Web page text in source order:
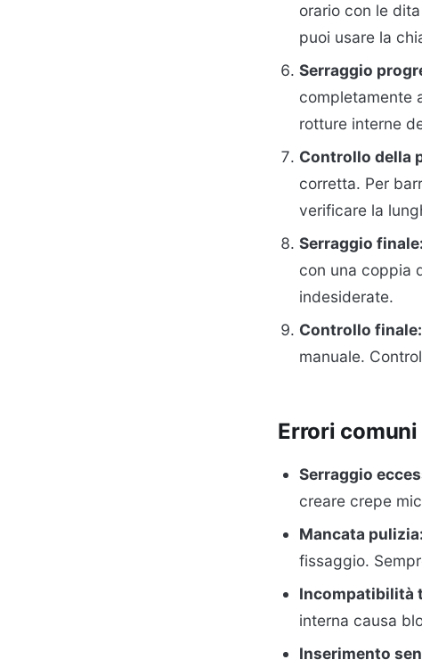
orario con le
puoi usare la
Serraggio
completamente
rotture interne
Controllo della
corretta. Per
verificare la
Serraggio finale:
con una coppia
indesiderate.
Controllo finale:
manuale.
Errori
Serraggio
creare crepe
Mancata pulizia:
fissaggio.
Incompatibilità
interna causa
Inserimento